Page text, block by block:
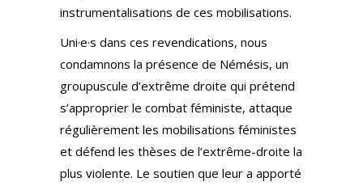
instrumentalisations de ces mobilisations.
Uni·e·s dans ces revendications, nous
condamnons la présence de Némésis, un
groupuscule d’extrême droite qui prétend
s’approprier le combat féministe, attaque
régulièrement les mobilisations féministes
et défend les thèses de l’extrême-droite la
plus violente. Le soutien que leur a apporté